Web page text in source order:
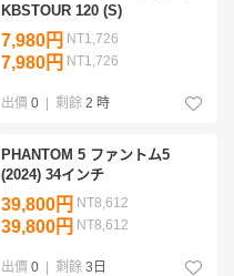
KBSTOUR 120 (S)
7,980円 NT1,726
7,980円 NT1,726
出價 0 | 剩餘 2 時
PHANTOM 5 ファントム5
(2024) 34インチ
39,800円 NT8,612
39,800円 NT8,612
出價 0 | 剩餘 3日